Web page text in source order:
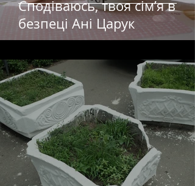
Сподіваюсь, твоя сімʼя в
безпеці Ані Царук